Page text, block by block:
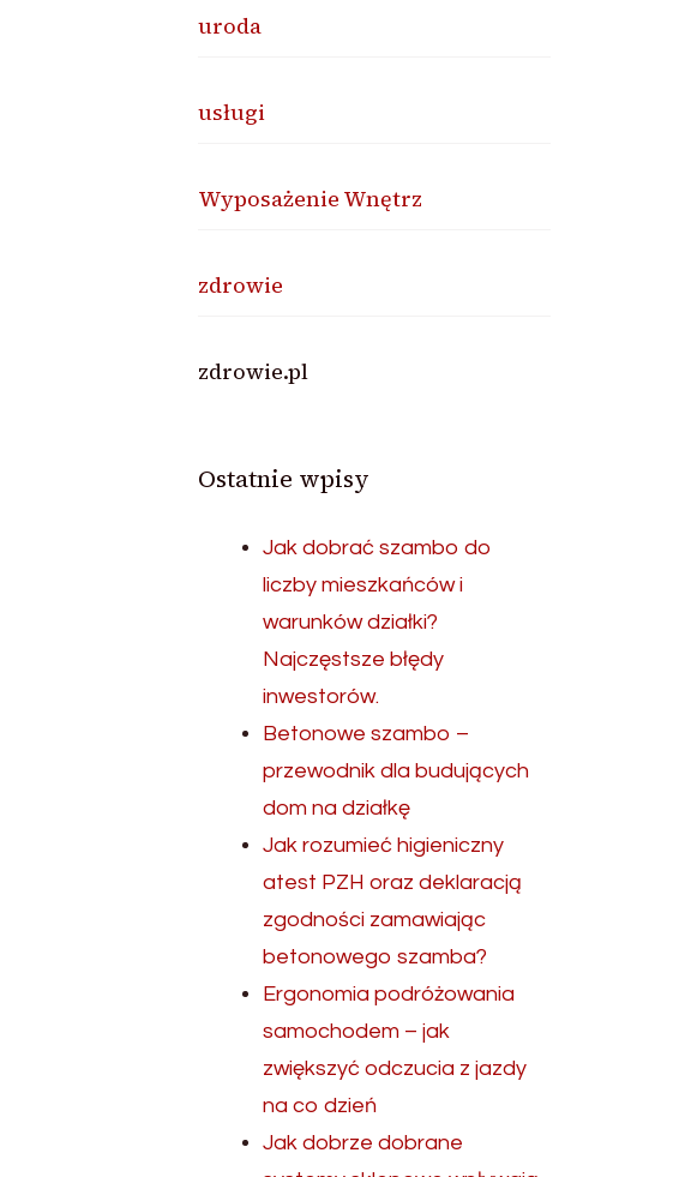
uroda
usługi
Wyposażenie Wnętrz
zdrowie
zdrowie.pl
Ostatnie wpisy
Jak dobrać szambo do
liczby mieszkańców i
warunków działki?
Najczęstsze błędy
inwestorów.
Betonowe szambo –
przewodnik dla budujących
dom na działkę
Jak rozumieć higieniczny
atest PZH oraz deklaracją
zgodności zamawiając
betonowego szamba?
Ergonomia podróżowania
samochodem – jak
zwiększyć odczucia z jazdy
na co dzień
Jak dobrze dobrane